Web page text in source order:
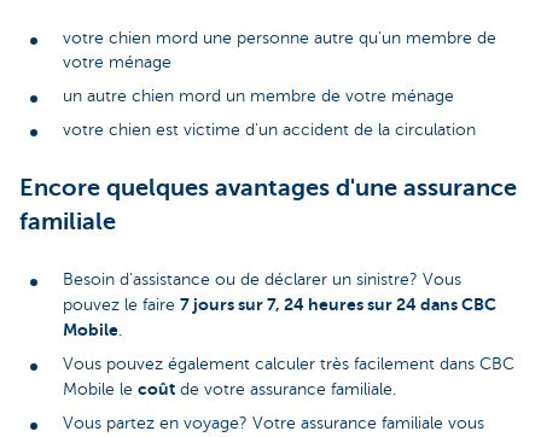
votre chien mord une personne autre qu'un membre de
votre ménage
un autre chien mord un membre de votre ménage
votre chien est victime d'un accident de la circulation
Encore quelques avantages d'une assurance
familiale
Besoin d'assistance ou de déclarer un sinistre? Vous
pouvez le faire 7 jours sur 7, 24 heures sur 24 dans CBC
Mobile.
Vous pouvez également calculer très facilement dans CBC
Mobile le coût de votre assurance familiale.
Vous partez en voyage? Votre assurance familiale vous